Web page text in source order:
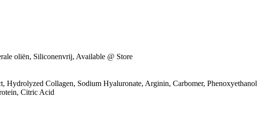
oliën, Siliconenvrij, Available @ Store
Hydrolyzed Collagen, Sodium Hyaluronate, Arginin, Carbomer,
Citric Acid